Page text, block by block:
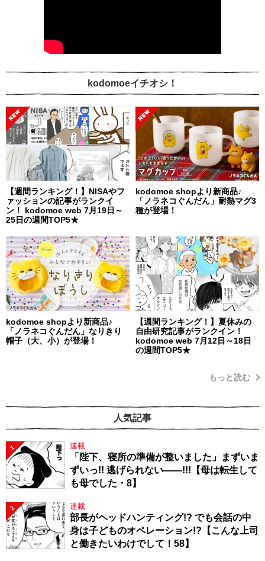
kodomoeイチオシ！
【週間ランキング！】NISAやフ
ァッションの記事がランクイ
ン！ kodomoe web 7月19日～
25日の週間TOP5★
kodomoe shopより新商品♪
「ノラネコぐんだん」耐熱マグ3
種が登場！
kodomoe shopより新商品♪
「ノラネコぐんだん」なりきり
帽子（大、小）が登場！
【週間ランキング！】夏休みの
自由研究記事がランクイン！
kodomoe web 7月12日～18日
の週間TOP5★
もっと読む
人気記事
1 連載
「陛下、寝所の準備が整いました」まずいま
ずいっ!! 逃げられない――!!!【母は転生して
も母でした・8】
2 連載
部長がヘッドハンティング!? でも会話の中
身は子どものオペレーション!?【こんな上司
と働きたいわけでして！58】